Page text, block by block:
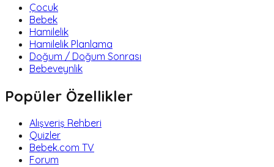
Çocuk
Bebek
Hamilelik
Hamilelik Planlama
Doğum / Doğum Sonrası
Bebeveynlik
Popüler Özellikler
Alışveriş Rehberi
Quizler
Bebek.com TV
Forum